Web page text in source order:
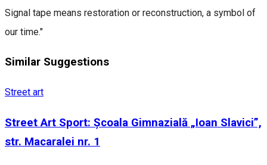
Signal tape means restoration or reconstruction, a symbol of
our time."
Similar Suggestions
Street art
Street Art Sport: Școala Gimnazială „Ioan Slavici”,
str. Macaralei nr. 1